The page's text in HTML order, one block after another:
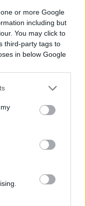
or more Google
including but
You may click to
third-party tags to
in below Google
tutti a porre
gettati soldi
deal, e non
sistemi di
lavoro.
l’intelligenza